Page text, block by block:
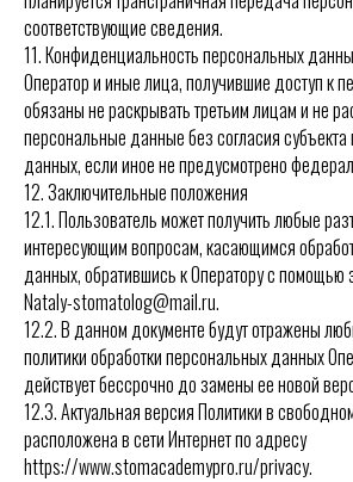
соответствующие сведения.
11. Конфиденциальность персональных
Оператор и иные лица, получившие доступ к
обязаны не раскрывать третьим лицам и не
персональные данные без согласия
данных, если иное не предусмотрено
12. Заключительные положения
12.1. Пользователь может получить любые
интересующим вопросам, касающимся
данных, обратившись к Оператору с помощью
Nataly-stomatolog@mail.ru.
12.2. В данном документе будут отражены
политики обработки персональных данных
действует бессрочно до замены ее новой
12.3. Актуальная версия Политики в
расположена в сети Интернет по адресу
https://www.stomacademypro.ru/privacy.